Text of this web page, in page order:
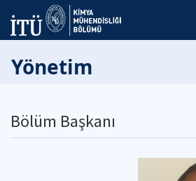
Yönetim
Bölüm Başkanı